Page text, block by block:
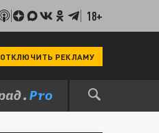
18+
ОТКЛЮЧИТЬ РЕКЛАМУ